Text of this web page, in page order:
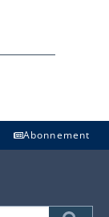
Abonnement